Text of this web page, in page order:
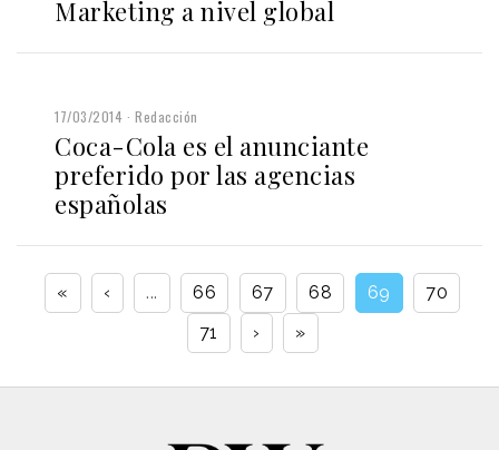
Marketing a nivel global
17/03/2014 Redacción
Coca-Cola es el anunciante
preferido por las agencias
españolas
« ‹ ... 66 67 68 69
70
71
› »